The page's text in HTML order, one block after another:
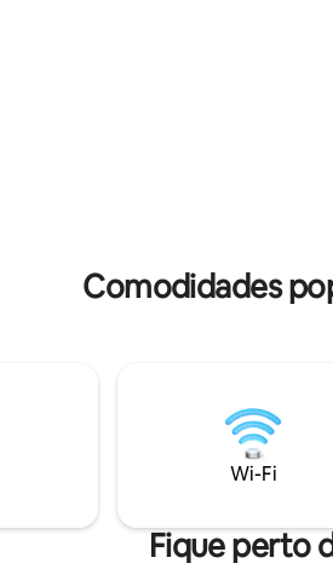
Comodidades
Wi-Fi
Fique perto